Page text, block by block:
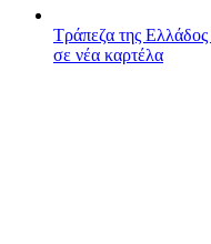
Τράπεζα της Ελλάδος
σε νέα καρτέλα